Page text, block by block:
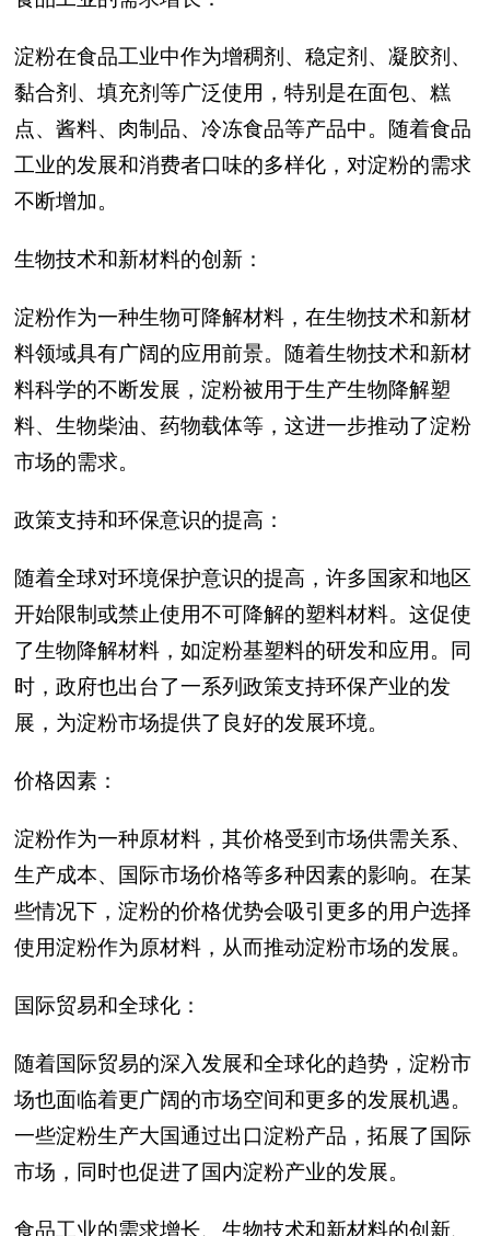
淀粉在食品工业中作为增稠剂、稳定剂、凝胶剂、
黏合剂、填充剂等广泛使用，特别是在面包、糕
点、酱料、肉制品、冷冻食品等产品中。随着食品
工业的发展和消费者口味的多样化，对淀粉的需求
不断增加。
生物技术和新材料的创新：
淀粉作为一种生物可降解材料，在生物技术和新材
料领域具有广阔的应用前景。随着生物技术和新材
料科学的不断发展，淀粉被用于生产生物降解塑
料、生物柴油、药物载体等，这进一步推动了淀粉
市场的需求。
政策支持和环保意识的提高：
随着全球对环境保护意识的提高，许多国家和地区
开始限制或禁止使用不可降解的塑料材料。这促使
了生物降解材料，如淀粉基塑料的研发和应用。同
时，政府也出台了一系列政策支持环保产业的发
展，为淀粉市场提供了良好的发展环境。
价格因素：
淀粉作为一种原材料，其价格受到市场供需关系、
生产成本、国际市场价格等多种因素的影响。在某
些情况下，淀粉的价格优势会吸引更多的用户选择
使用淀粉作为原材料，从而推动淀粉市场的发展。
国际贸易和全球化：
随着国际贸易的深入发展和全球化的趋势，淀粉市
场也面临着更广阔的市场空间和更多的发展机遇。
一些淀粉生产大国通过出口淀粉产品，拓展了国际
市场，同时也促进了国内淀粉产业的发展。
食品工业的需求增长、生物技术和新材料的创新、